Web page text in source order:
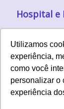
Utilizamos
experiência,
como você
personalizar o
experiência
Hospital e
“A
medo de não
angústia pode